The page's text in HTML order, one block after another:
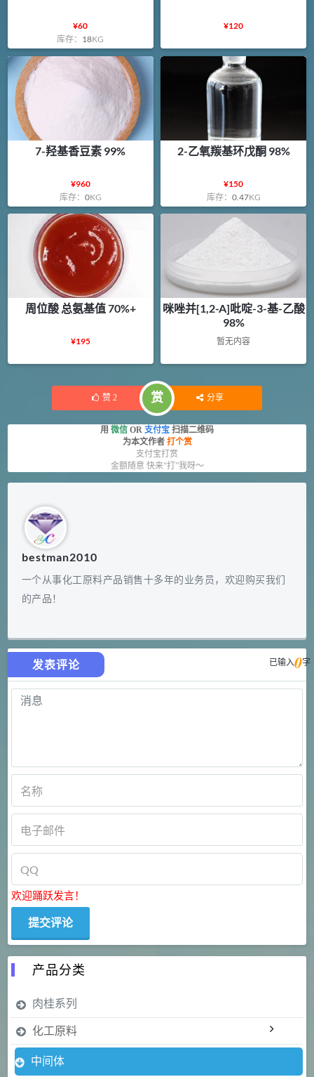
¥60
库存： 18KG
¥120
7-羟基香豆素 99%
¥960
库存： 0KG
2-乙氧羰基环戊酮 98%
¥150
库存： 0.47KG
周位酸 总氨基值 70%+
¥195
咪唑并[1,2-A]吡啶-3-基-乙酸
98%
暂无内容
赞 2 赏 分享
用 微信 OR 支付宝 扫描二维码
为本文作者 打个赏
支付宝打赏
金额随意 快来“打”我呀～
bestman2010
一个从事化工原料产品销售十多年的业务员，欢迎购买我们
的产品！
发表评论 已输入0字
欢迎踊跃发言！
产品分类
肉桂系列
化工原料
中间体